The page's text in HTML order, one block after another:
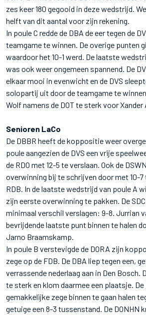
zes keer 180 gegooid in deze wedstrijd.
helft van dit aantal voor zijn rekening.
In poule C redde de DBA de eer tegen de
teamgame te winnen. De overige punten
waardoor het 10-1 werd. De laatste
was ook weer ongemeen spannend. De
elkaar mooi in evenwicht en de DVS
solopartij uit door de teamgame te
Wolf namens de DOT te sterk voor Xander
Senioren LaCo
De DBBR heeft de koppositie weer
poule aangezien de DVS een vrije
de RDO met 12-5 te verslaan. Ook de
overwinning bij te schrijven door met 10-7
RDB. In de laatste wedstrijd van poule A
zijn eerste overwinning te pakken. De
minimaal verschil verslagen: 9-8. Jurrian
bevrijdende laatste punt binnen te halen
Jarno Braamskamp.
In poule B verstevigde de DORA zijn
zege op de FDB. De DBA liep tegen een,
verrassende nederlaag aan in Den Bosch.
te sterk en klom daarmee een plaatsje. De
gemakkelijke zege binnen te gaan halen
getuige een 8-3 tussenstand. De DONHN